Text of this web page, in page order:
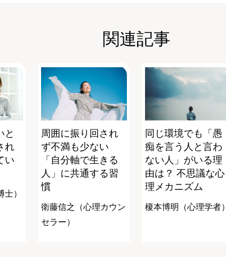
関連記事
と
れ
い
）
周囲に振り回され
ず不満も少ない
「自分軸で生きる
人」に共通する習
慣
衛藤信之（心理カウン
セラー）
同じ環境でも「愚
痴を言う人と言わ
ない人」がいる理
由は？ 不思議な心
理メカニズム
榎本博明（心理学者）